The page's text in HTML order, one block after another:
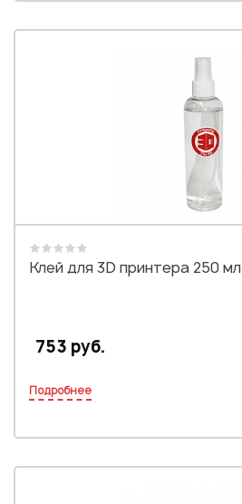
Клей для 3D принтера 250 мл
753 руб.
Подробнее